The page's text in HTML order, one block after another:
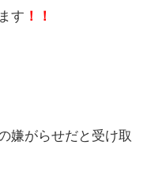
す ！！
嫌がらせだと受け取